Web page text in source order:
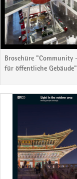
Broschüre "Community
für öffentliche Gebäude"